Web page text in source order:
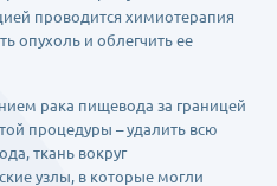
проводится химиотерапия
опухоль и облегчить ее
рака пищевода за границей
процедуры – удалить всю
ткань вокруг
узлы, в которые могли